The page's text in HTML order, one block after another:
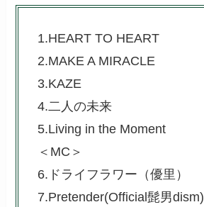
1.HEART TO HEART
2.MAKE A MIRACLE
3.KAZE
4.二人の未来
5.Living in the Moment
＜MC＞
6.ドライフラワー（優里）
7.Pretender(Official髭男dism)